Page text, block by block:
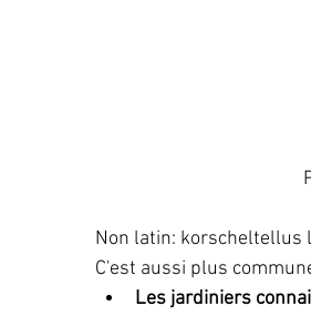
Non latin: korscheltellus
C'est aussi plus
Les jardiniers